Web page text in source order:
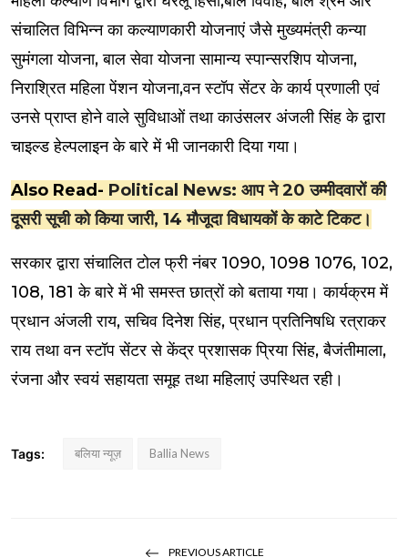
संचालित विभिन्न का कल्याणकारी योजनाएं जैसे मुख्यमंत्री कन्या
सुमंगला योजना, बाल सेवा योजना सामान्य स्पान्सरशिप योजना,
निराश्रित महिला पेंशन योजना,वन स्टॉप सेंटर के कार्य प्रणाली एवं
उनसे प्राप्त होने वाले सुविधाओं तथा काउंसलर अंजली सिंह के द्वारा
चाइल्ड हेल्पलाइन के बारे में भी जानकारी दिया गया।
Also Read- Political News: आप ने 20 उम्मीदवारों की
दूसरी सूची को किया जारी, 14 मौजूदा विधायकों के काटे टिकट।
सरकार द्वारा संचालित टोल फ्री नंबर 1090, 1098 1076, 102,
108, 181 के बारे में भी समस्त छात्रों को बताया गया। कार्यक्रम में
प्रधान अंजली राय, सचिव दिनेश सिंह, प्रधान प्रतिनिषधि रत्राकर
राय तथा वन स्टॉप सेंटर से केंद्र प्रशासक प्रिया सिंह, बैजंतीमाला,
रंजना और स्वयं सहायता समूह तथा महिलाएं उपस्थित रही।
Tags: बलिया न्यूज़ Ballia News
PREVIOUS ARTICLE